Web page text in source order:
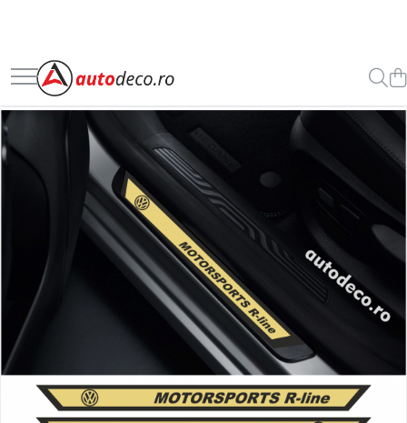
Toate Produsele
STICKERE AUTO
STICKERE MARCI AUTO
ALFA ROMEO
AUDI
CHEVROLET
DACIA
FIAT
FORD
HONDA
MAZDA